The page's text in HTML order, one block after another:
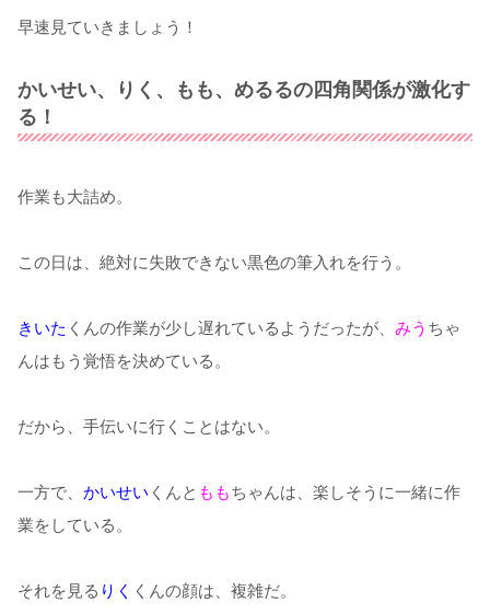
早速見ていきましょう！
かいせい、りく、もも、めるるの四角関係が激化す
る！
作業も大詰め。
この日は、絶対に失敗できない黒色の筆入れを行う。
きいた くんの作業が少し遅れているようだったが、 みう ちゃ
んはもう覚悟を決めている。
だから、手伝いに行くことはない。
一方で、 かいせい くんと ももちゃんは、楽しそうに一緒に作
業をしている。
それを見る りく くんの顔は、複雑だ。